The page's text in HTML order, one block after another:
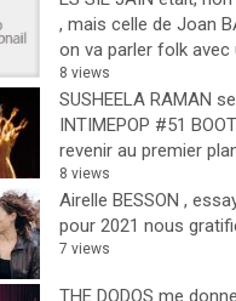
, mais celle de Joan
on va parler folk avec
8 views
SUSHEELA RAMAN
INTIMEPOP #51
revenir au premier
8 views
Airelle BESSON ,
pour 2021 nous
7 views
THE DODOS me